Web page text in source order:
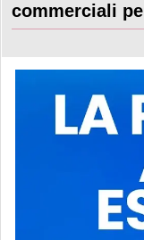
commerciali